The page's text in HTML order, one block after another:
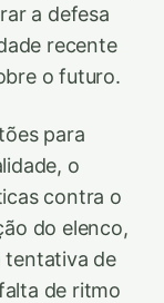
a defesa
recente
o futuro.
para
o
contra o
do elenco,
tentativa de
de ritmo